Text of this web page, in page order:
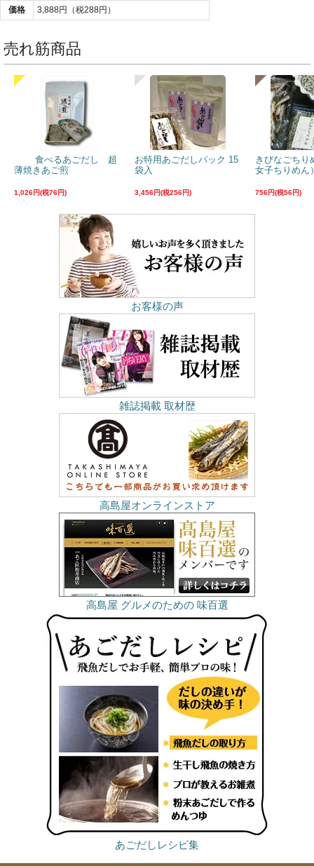
価格
3,888円（税288円）
売れ筋商品
食べるあごだし 超
薄焼きあご煎
1,026円(税76円)
お特用あごだしパック 15
袋入
3,456円(税256円)
きびなごちり
女子ちりめん
756円(税56円)
お客様の声
雑誌掲載 取材歴
高島屋オンラインストア
高島屋 グルメのための 味百選
あごだしレシピ集